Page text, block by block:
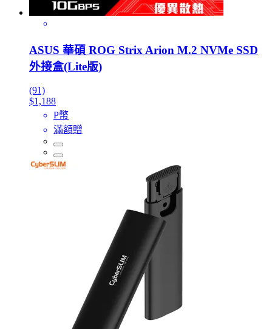
ASUS 華碩 ROG Strix Arion M.2 NVMe SSD
外接盒(Lite版)
(91)
$1,188
P幣
滿額贈